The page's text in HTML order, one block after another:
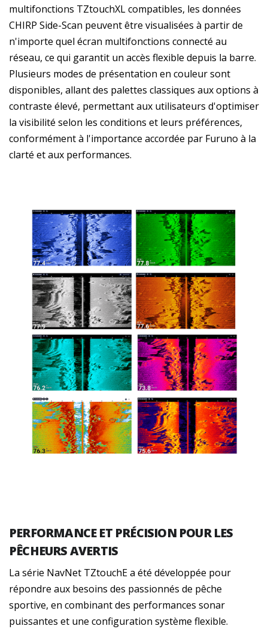
multifonctions TZtouchXL compatibles, les données
CHIRP Side-Scan peuvent être visualisées à partir de
n'importe quel écran multifonctions connecté au
réseau, ce qui garantit un accès flexible depuis la barre.
Plusieurs modes de présentation en couleur sont
disponibles, allant des palettes classiques aux options à
contraste élevé, permettant aux utilisateurs d'optimiser
la visibilité selon les conditions et leurs préférences,
conformément à l'importance accordée par Furuno à la
clarté et aux performances.
PERFORMANCE ET PRÉCISION POUR LES
PÊCHEURS AVERTIS
La série NavNet TZtouchE a été développée pour
répondre aux besoins des passionnés de pêche
sportive, en combinant des performances sonar
puissantes et une configuration système flexible.